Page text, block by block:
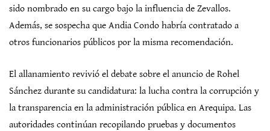
sido nombrado en su cargo bajo la influencia de Zevallos.
Además, se sospecha que Andia Condo habría contratado a
otros funcionarios públicos por la misma recomendación.
El allanamiento revivió el debate sobre el anuncio de Rohel
Sánchez durante su candidatura: la lucha contra la corrupción y
la transparencia en la administración pública en Arequipa. Las
autoridades continúan recopilando pruebas y documentos